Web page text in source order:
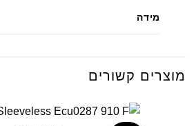
מידה
מוצרים קשורים